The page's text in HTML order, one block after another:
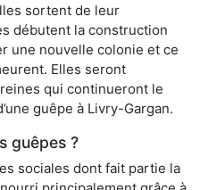
sortent de leur
débutent la construction
une nouvelle colonie et ce
Elles seront
qui continueront le
guêpe à Livry-Gargan.
guêpes ?
sociales dont fait partie la